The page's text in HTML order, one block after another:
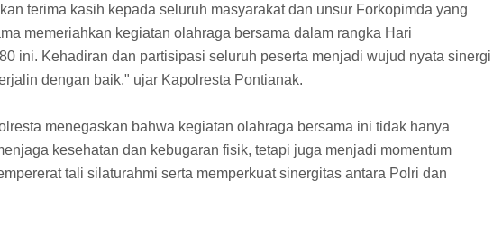
terima kasih kepada seluruh masyarakat dan unsur Forkopimda yang
memeriahkan kegiatan olahraga bersama dalam rangka Hari
ini. Kehadiran dan partisipasi seluruh peserta menjadi wujud nyata sinergi
dengan baik," ujar Kapolresta Pontianak.
menegaskan bahwa kegiatan olahraga bersama ini tidak hanya
kesehatan dan kebugaran fisik, tetapi juga menjadi momentum
tali silaturahmi serta memperkuat sinergitas antara Polri dan